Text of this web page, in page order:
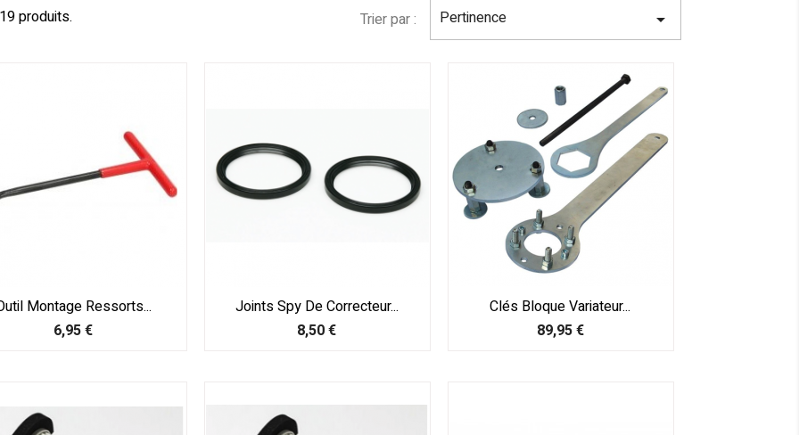
produits. Trier par : Pertinence 
Montage Ressorts...
Prix
6,95 €
Joints Spy De Correcteur...
Prix
8,50 €
Clés Bloque Variateur...
Prix
89,95 €